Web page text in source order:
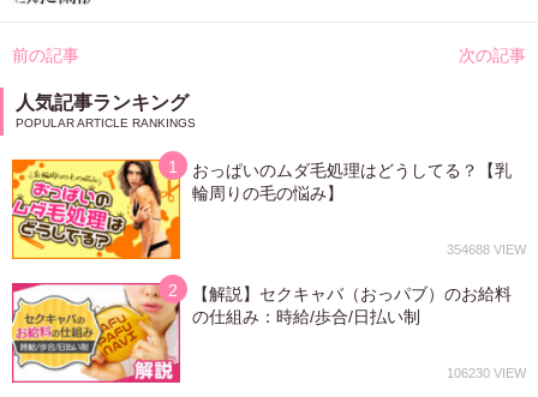
投
ナ
ビ
ゲ
シ
ョ
ン
前の記事 次の記事
人気記事ランキング
おっぱいのムダ毛処理はどうしてる？【乳
輪周りの毛の悩み】
354688
【解説】セクキャバ（おっパブ）のお給料
の仕組み：時給/歩合/日払い制
106230